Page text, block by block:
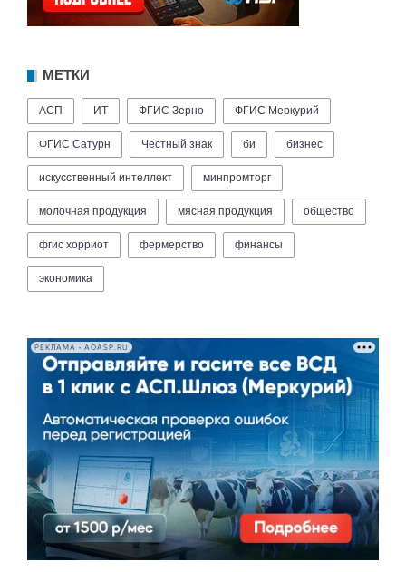
МЕТКИ
АСП ИТ ФГИС Зерно ФГИС Меркурий
ФГИС Сатурн Честный знак би бизнес
искусственный интеллект минпромторг
молочная продукция мясная продукция общество
фгис хорриот фермерство финансы
экономика
РЕКЛАМА • AOASP.RU